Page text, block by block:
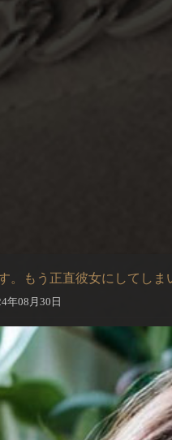
。もう正直彼女にしてし
年08月30日